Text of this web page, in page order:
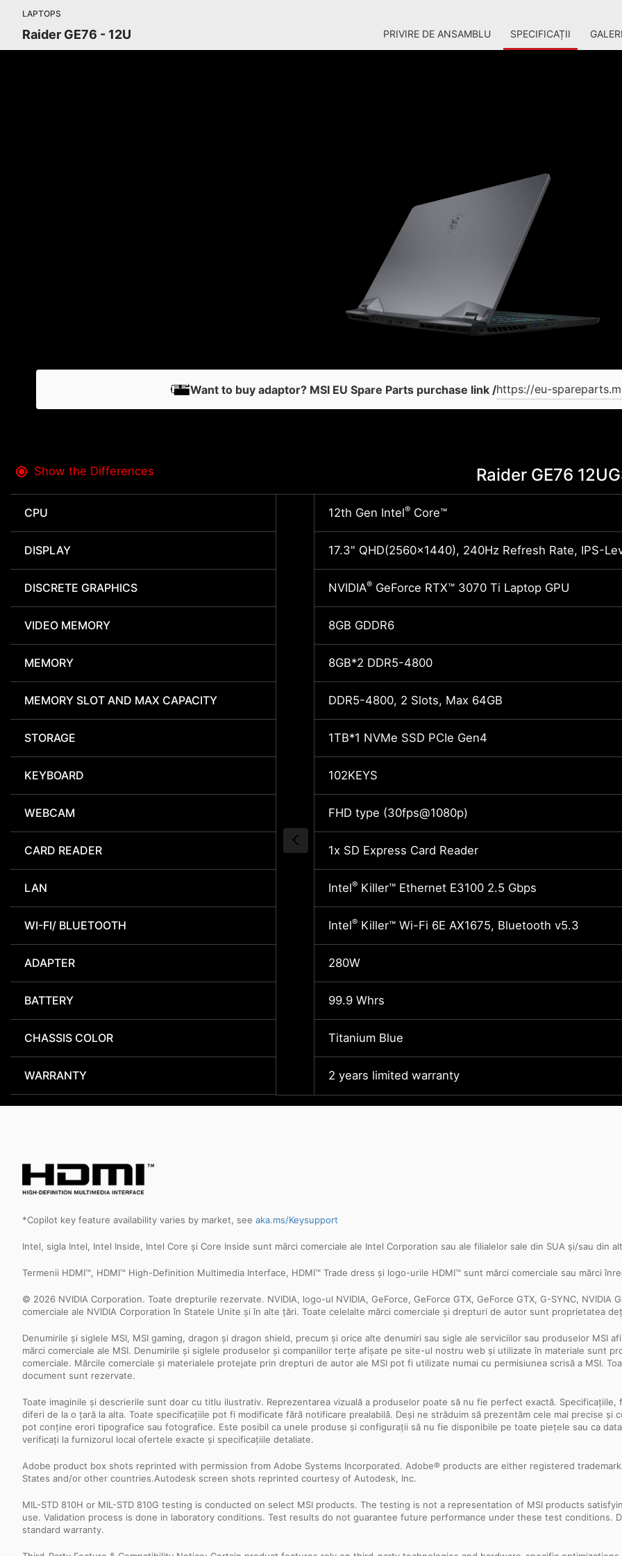
LAPTOPS
Raider GE76 - 12U PRIVIRE DE ANSAMBLU SPECIFICAȚII
Want to buy adaptor? MSI EU Spare Parts purchase link /https://eu-
Show the Differences Raider GE76
CPU 12th Gen Intel® Core™
DISPLAY 17.3" QHD(2560x1440), 240Hz Refresh Rate, IPS-
DISCRETE GRAPHICS NVIDIA® GeForce RTX™ 3070 Ti Laptop GPU
VIDEO MEMORY 8GB GDDR6
MEMORY 8GB*2 DDR5-4800
MEMORY SLOT AND MAX CAPACITY DDR5-4800, 2 Slots, Max 64GB
STORAGE 1TB*1 NVMe SSD PCIe Gen4
KEYBOARD 102KEYS
WEBCAM FHD type (30fps@1080p)
CARD READER 1x SD Express Card Reader
LAN Intel® Killer™ Ethernet E3100 2.5 Gbps
WI-FI/ BLUETOOTH Intel® Killer™ Wi-Fi 6E AX1675, Bluetooth v5.3
ADAPTER 280W
BATTERY 99.9 Whrs
CHASSIS COLOR Titanium Blue
WARRANTY 2 years limited warranty
*Copilot key feature availability varies by market, see aka.ms/Keysupport
Intel, sigla Intel, Intel Inside, Intel Core și Core Inside sunt mărci comerciale ale Intel Corporation sau ale filialelor sale din SUA și/sau din
Termenii HDMI™, HDMI™ High-Definition Multimedia Interface, HDMI™ Trade dress și logo-urile HDMI™ sunt mărci comerciale sau mărci
© 2026 NVIDIA Corporation. Toate drepturile rezervate. NVIDIA, logo-ul NVIDIA, GeForce, GeForce GTX, GeForce GTX, G-SYNC,
comerciale ale NVIDIA Corporation în Statele Unite și în alte țări. Toate celelalte mărci comerciale și drepturi de autor sunt proprietatea
Denumirile și siglele MSI, MSI gaming, dragon și dragon shield, precum și orice alte denumiri sau sigle ale serviciilor sau produselor MSI
mărci comerciale ale MSI. Denumirile și siglele produselor și companiilor terțe afișate pe site-ul nostru web și utilizate în materiale sunt
comerciale. Mărcile comerciale și materialele protejate prin drepturi de autor ale MSI pot fi utilizate numai cu permisiunea scrisă a MSI.
document sunt rezervate.
Toate imaginile și descrierile sunt doar cu titlu ilustrativ. Reprezentarea vizuală a produselor poate să nu fie perfect exactă.
diferi de la o țară la alta. Toate specificațiile pot fi modificate fără notificare prealabilă. Deși ne străduim să prezentăm cele mai precise și
pot conține erori tipografice sau fotografice. Este posibil ca unele produse și configurații să nu fie disponibile pe toate piețele sau ca
verificați la furnizorul local ofertele exacte și specificațiile detaliate.
Adobe product box shots reprinted with permission from Adobe Systems Incorporated. Adobe® products are either registered
States and/or other countries.Autodesk screen shots reprinted courtesy of Autodesk, Inc.
MIL-STD 810H or MIL-STD 810G testing is conducted on select MSI products. The testing is not a representation of MSI products
use. Validation process is done in laboratory conditions. Test results do not guarantee future performance under these test conditions.
standard warranty.